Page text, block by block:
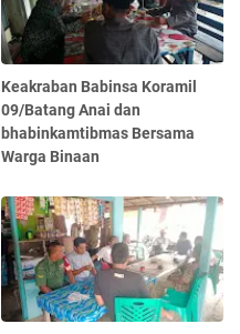
Keakraban Babinsa Koramil
09/Batang Anai dan
bhabinkamtibmas Bersama
Warga Binaan